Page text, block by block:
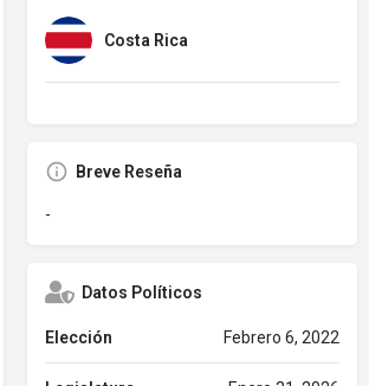
Costa Rica
Breve Reseña
-
Datos Políticos
Elección Febrero 6, 2022